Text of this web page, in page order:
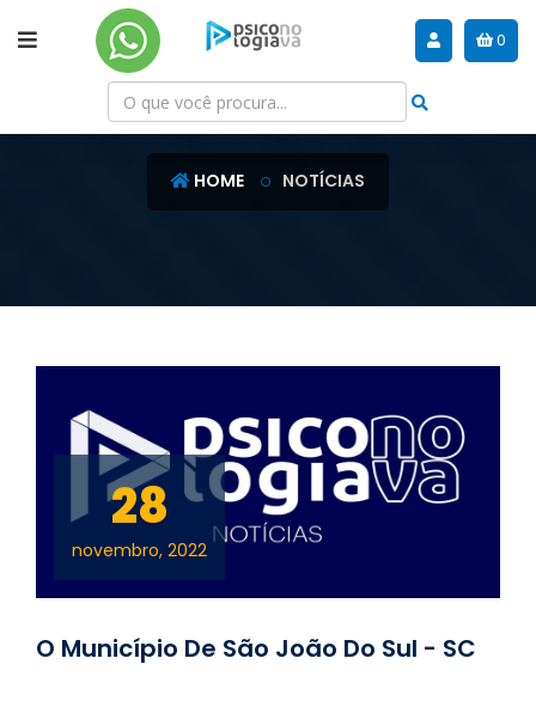
0
NOTÍCIAS
HOME NOTÍCIAS
28
novembro, 2022
O Município De São João Do Sul - SC